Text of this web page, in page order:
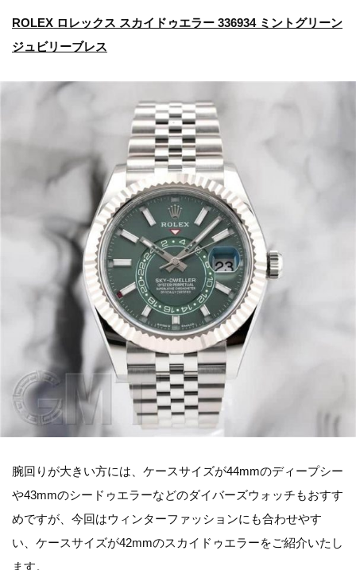
ROLEX ロレックス スカイドゥエラー 336934 ミントグリーン
ジュビリーブレス
腕回りが大きい方には、ケースサイズが44mmのディープシー
や43mmのシードゥエラーなどのダイバーズウォッチもおすす
めですが、今回はウィンターファッションにも合わせやす
い、ケースサイズが42mmのスカイドゥエラーをご紹介いたし
ます。